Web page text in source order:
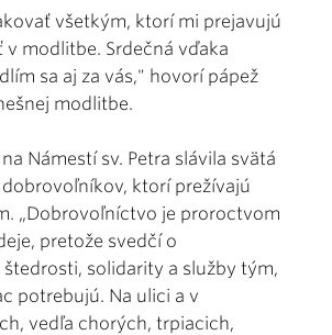
všetkým, ktorí mi prejavujú
v modlitbe. Srdečná vďaka
sa aj za vás," hovorí pápež
modlitbe.
Námestí sv. Petra slávila svätá
dobrovoľníkov, ktorí prežívajú
„Dobrovoľníctvo je proroctvom
pretože svedčí o
solidarity a služby tým,
potrebujú. Na ulici a v
vedľa chorých, trpiacich,